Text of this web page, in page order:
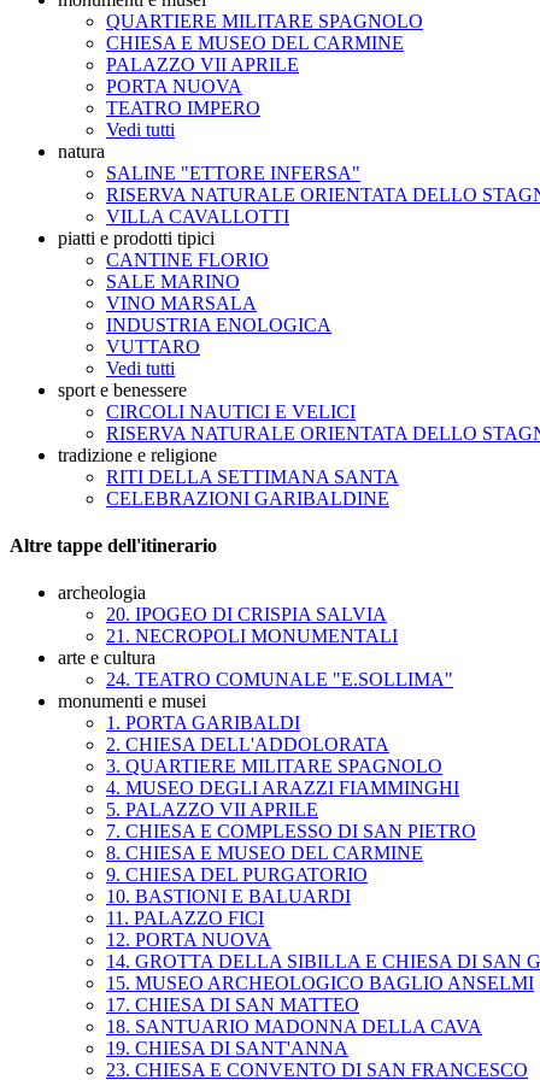
QUARTIERE MILITARE SPAGNOLO
CHIESA E MUSEO DEL CARMINE
PALAZZO VII APRILE
PORTA NUOVA
TEATRO IMPERO
Vedi tutti
natura
SALINE "ETTORE INFERSA"
RISERVA NATURALE ORIENTATA DELLO
VILLA CAVALLOTTI
piatti e prodotti tipici
CANTINE FLORIO
SALE MARINO
VINO MARSALA
INDUSTRIA ENOLOGICA
VUTTARO
Vedi tutti
sport e benessere
CIRCOLI NAUTICI E VELICI
RISERVA NATURALE ORIENTATA DELLO
tradizione e religione
RITI DELLA SETTIMANA SANTA
CELEBRAZIONI GARIBALDINE
Altre tappe dell'itinerario
archeologia
20. IPOGEO DI CRISPIA SALVIA
21. NECROPOLI MONUMENTALI
arte e cultura
24. TEATRO COMUNALE "E.SOLLIMA"
monumenti e musei
1. PORTA GARIBALDI
2. CHIESA DELL'ADDOLORATA
3. QUARTIERE MILITARE SPAGNOLO
4. MUSEO DEGLI ARAZZI FIAMMINGHI
5. PALAZZO VII APRILE
7. CHIESA E COMPLESSO DI SAN PIETRO
8. CHIESA E MUSEO DEL CARMINE
9. CHIESA DEL PURGATORIO
10. BASTIONI E BALUARDI
11. PALAZZO FICI
12. PORTA NUOVA
14. GROTTA DELLA SIBILLA E CHIESA DI SAN
15. MUSEO ARCHEOLOGICO BAGLIO ANSELMI
17. CHIESA DI SAN MATTEO
18. SANTUARIO MADONNA DELLA CAVA
19. CHIESA DI SANT'ANNA
23. CHIESA E CONVENTO DI SAN FRANCESCO